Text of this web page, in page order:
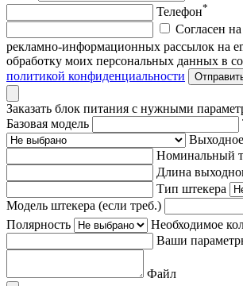
Телефон*
Согласен
рекламно-информационных рассылок на
обработку моих персональных данных в
политикой конфиденциальности
Заказать блок питания с нужными
Базовая модель
Номинальный
Длина
Тип штекера
Модель штекера (если треб.)
Полярность
Необходимое
Ваши
Файл